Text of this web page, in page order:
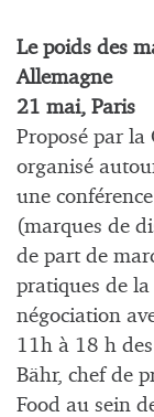
Le poids des
Allemagne
21 mai, Paris
Proposé par la
organisé
une
(marques de
de part de
pratiques de
négociation
11h à 18 h
Bähr, chef de
Food au sein